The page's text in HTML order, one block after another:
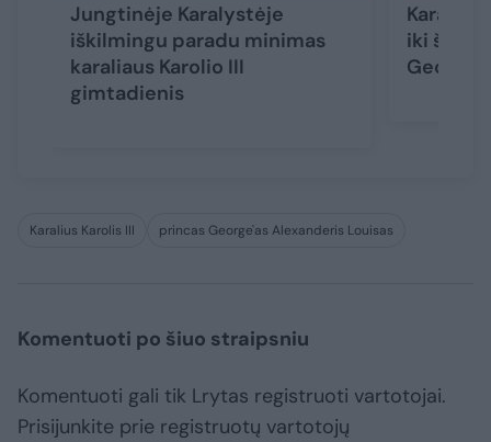
Jungtinėje Karalystėje
iškilmingu paradu minimas
karaliaus Karolio III
gimtadienis
iki šiol
Karalius Karolis III princas George'as Alexanderis Louisas
Komentuoti po šiuo straipsniu
Komentuoti gali tik Lrytas registruoti vartotojai.
Prisijunkite prie registruotų vartotojų